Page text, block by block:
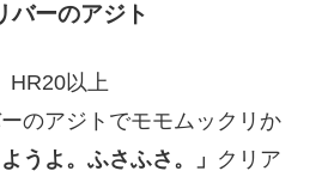
ーのアジト
以上
のアジトでモモムックリか
ようよ。ふさふさ。」 クリア